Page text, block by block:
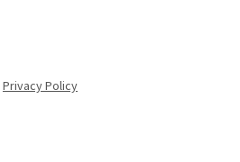
Privacy Policy